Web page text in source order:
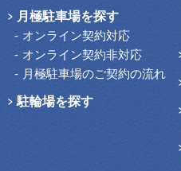
月極駐車場を探す
オンライン契約対応
オンライン契約非対応
月極駐車場のご契約の流れ
駐輪場を探す